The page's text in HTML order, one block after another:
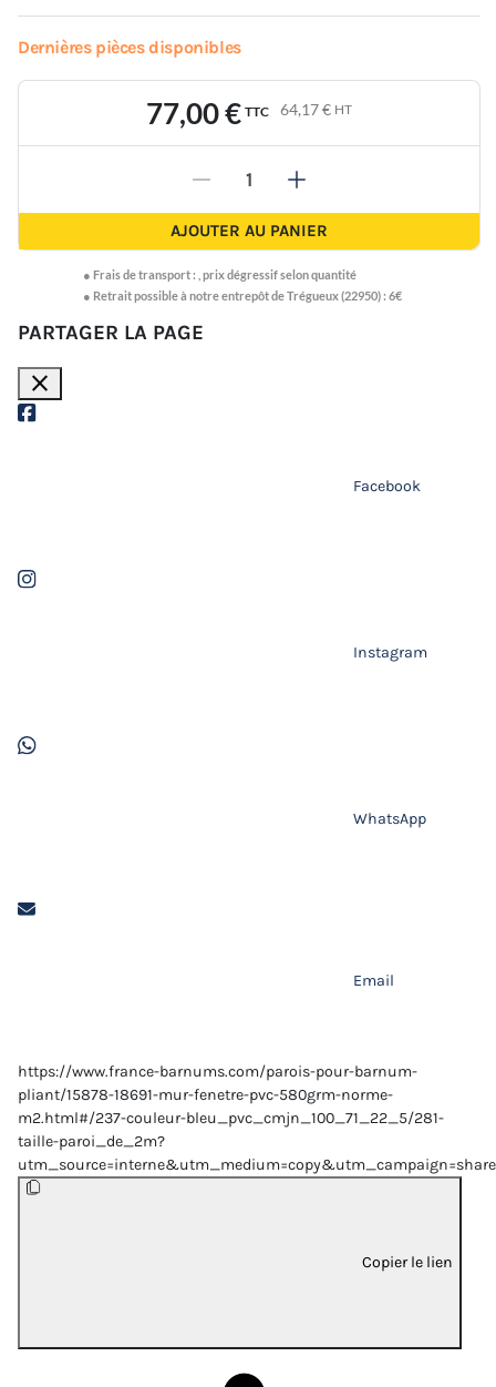
Dernières pièces disponibles
77,00 € TTC 64,17 € HT
- +
AJOUTER AU PANIER
● Frais de transport : prix dégressif selon quantité
● Retrait possible à notre entrepôt de Trégueux (22950) : 6€
PARTAGER LA PAGE
close
Facebook
Instagram
WhatsApp
Email
https://www.france-barnums.com/parois-pour-barnum-
pliant/15878-18691-mur-fenetre-pvc-580grm-norme-
m2.html#/237-couleur-bleu_pvc_cmjn_100_71_22_5/281-
taille-paroi_de_2m?
Copier le lien